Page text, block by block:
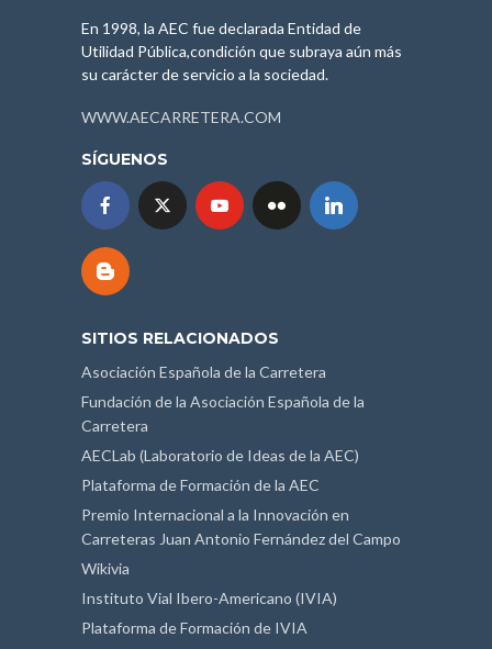
En 1998, la AEC fue declarada Entidad de
Utilidad Pública,condición que subraya aún más
su carácter de servicio a la sociedad.
WWW.AECARRETERA.COM
SÍGUENOS
SITIOS RELACIONADOS
Asociación Española de la Carretera
Fundación de la Asociación Española de la
Carretera
AECLab (Laboratorio de Ideas de la AEC)
Plataforma de Formación de la AEC
Premio Internacional a la Innovación en
Carreteras Juan Antonio Fernández del Campo
Wikivia
Instituto Vial Ibero-Americano (IVIA)
Plataforma de Formación de IVIA